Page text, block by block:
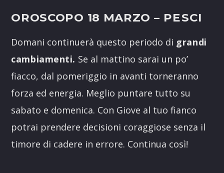
OROSCOPO 18 MARZO – PESCI
Domani continuerà questo periodo di grandi
cambiamenti. Se al mattino sarai un po’
fiacco, dal pomeriggio in avanti torneranno
forza ed energia. Meglio puntare tutto su
sabato e domenica. Con Giove al tuo fianco
potrai prendere decisioni coraggiose senza il
timore di cadere in errore. Continua così!